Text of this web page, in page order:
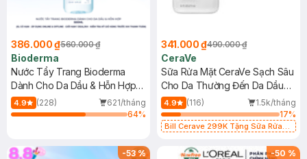
386.000 ₫560.000 ₫
Bioderma
Nước Tẩy Trang Bioderma
Dành Cho Da Dầu & Hỗn Hợp
500ml
4.9 (228)
621/tháng
64%
341.000 ₫490.000 ₫
CeraVe
Sữa Rửa Mặt CeraVe Sạch Sâu
Cho Da Thường Đến Da Dầu
473ml
4.9 (116)
1.5k/tháng
17%
Bill Cerave 299K Tặng Sữa Rửa
-53% -50 %